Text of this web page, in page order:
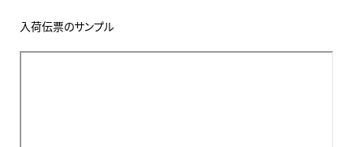
入荷伝票のサンプル